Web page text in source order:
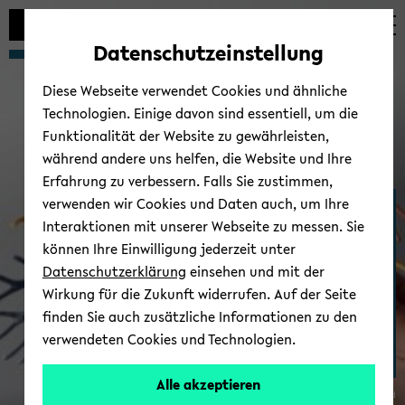
Automatische
vermeiden
skip
main
skip
main
skip
footer
AG Sus­tain­able En­vi­ron­
men­tal Health Sci­en­ces
Team
© Uni­ver­si­tät Bie­le­feld
Datenschutzeinstellung
Diese Webseite verwendet Cookies und ähnliche
Technologien. Einige davon sind essentiell, um die
Funktionalität der Website zu gewährleisten,
während andere uns helfen, die Website und Ihre
Erfahrung zu verbessern. Falls Sie zustimmen,
verwenden wir Cookies und Daten auch, um Ihre
Interaktionen mit unserer Webseite zu messen. Sie
können Ihre Einwilligung jederzeit unter
Datenschutzerklärung einsehen und mit der
Wirkung für die Zukunft widerrufen. Auf der Seite
finden Sie auch zusätzliche Informationen zu den
verwendeten Cookies und Technologien.
Alle akzeptieren